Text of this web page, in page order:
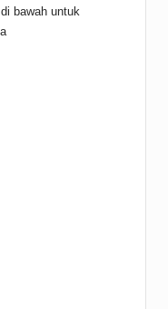
bawah untuk